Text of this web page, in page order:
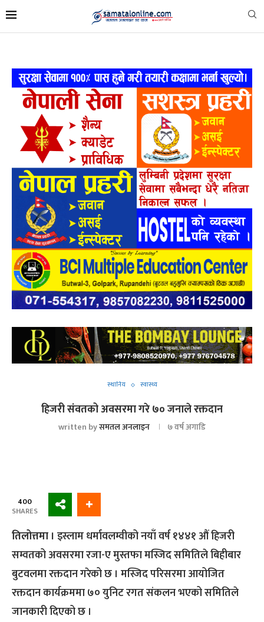
स्थानिय स्वास्थ्य
हिजरी संवतको अवसरमा गरे ७० जनाले रक्तदान
written byसमतल अनलाइन ७ वर्ष अगाडि
400
SHARES
तिलोत्तमा । इस्लाम धर्मावलम्वीको नयाँ वर्ष १४४१ औं हिजरी
सम्वतको अवसरमा रजा-ए मुस्तफा मस्जिद समितिले बिहीबार
बुटवलमा रक्तदान गरेको छ । मस्जिद परिसरमा आयोजित
रक्तदान कार्यक्रममा ७० युनिट रगत संकलन भएको समितिले
जानकारी दिएको छ ।